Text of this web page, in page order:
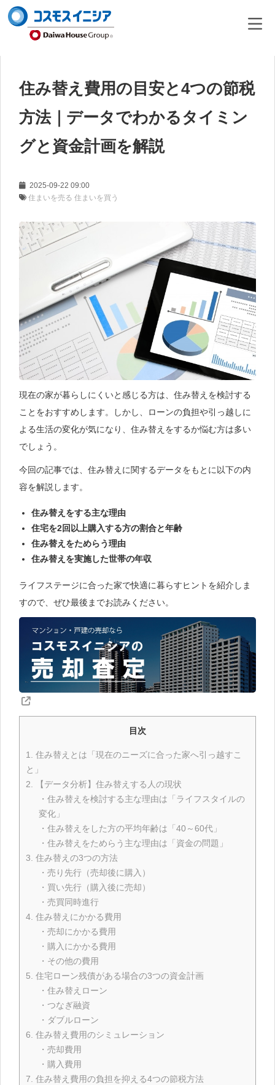
住み替え費用の目安と4つの節税
方法｜データでわかるタイミン
グと資金計画を解説
2025-09-22 09:00
住まいを売る 住まいを買う
現在の家が暮らしにくいと感じる方は、住み替えを検討する
ことをおすすめします。しかし、ローンの負担や引っ越しに
よる生活の変化が気になり、住み替えをするか悩む方は多い
でしょう。
今回の記事では、住み替えに関するデータをもとに以下の内
容を解説します。
住み替えをする主な理由
住宅を2回以上購入する方の割合と年齢
住み替えをためらう理由
住み替えを実施した世帯の年収
ライフステージに合った家で快適に暮らすヒントを紹介しま
すので、ぜひ最後までお読みください。
目次
1. 住み替えとは「現在のニーズに合った家へ引っ越すこ
と」
2. 【データ分析】住み替えする人の現状
・住み替えを検討する主な理由は「ライフスタイルの
変化」
・住み替えをした方の平均年齢は「40～60代」
・住み替えをためらう主な理由は「資金の問題」
3. 住み替えの3つの方法
・売り先行（売却後に購入）
・買い先行（購入後に売却）
・売買同時進行
4. 住み替えにかかる費用
・売却にかかる費用
・購入にかかる費用
・その他の費用
5. 住宅ローン残債がある場合の3つの資金計画
・住み替えローン
・つなぎ融資
・ダブルローン
6. 住み替え費用のシミュレーション
・売却費用
・購入費用
7. 住み替え費用の負担を抑える4つの節税方法